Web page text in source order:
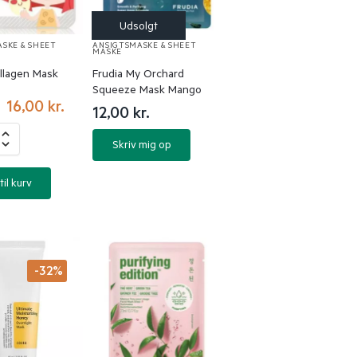
& SHEET
Mask
16,00 kr.
kurv
ANSIGTSMASKE & SHEET
MASKE
Frudia My Orchard
Squeeze Mask Mango
12,00 kr.
Skriv mig op
-32%